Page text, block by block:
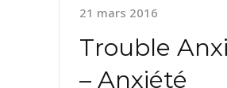
21 mars 2016
Trouble
– Anxiété